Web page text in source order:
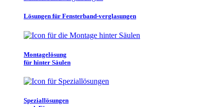
Lösungen für Fensterband-verglasungen
Montagelösung
für hinter Säulen
Speziallösungen